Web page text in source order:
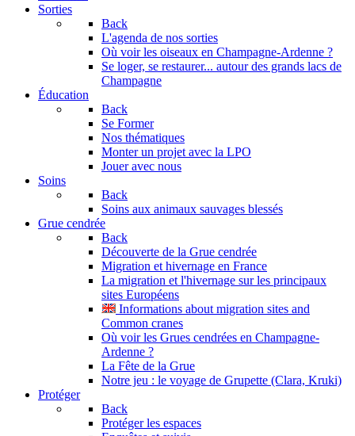
Sorties
Back
L'agenda de nos sorties
Où voir les oiseaux en Champagne-Ardenne ?
Se loger, se restaurer... autour des grands lacs de
Champagne
Éducation
Back
Se Former
Nos thématiques
Monter un projet avec la LPO
Jouer avec nous
Soins
Back
Soins aux animaux sauvages blessés
Grue cendrée
Back
Découverte de la Grue cendrée
Migration et hivernage en France
La migration et l'hivernage sur les principaux
sites Européens
Informations about migration sites and
Common cranes
Où voir les Grues cendrées en Champagne-
Ardenne ?
La Fête de la Grue
Notre jeu : le voyage de Grupette (Clara, Kruki)
Protéger
Back
Protéger les espaces